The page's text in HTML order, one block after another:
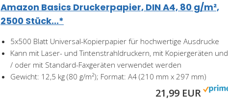
Amazon Basics Druckerpapier, DIN A4, 80 g/m²,
2500 Stück...*
5x500 Blatt Universal-Kopierpapier für hochwertige Ausdrucke
Kann mit Laser- und Tintenstrahldruckern, mit Kopiergeräten und
/ oder mit Standard-Faxgeräten verwendet werden
Gewicht: 12,5 kg (80 g/m²); Format: A4 (210 mm x 297 mm)
21,99 EUR